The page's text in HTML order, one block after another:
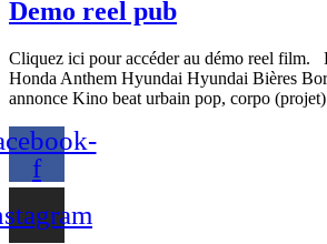
Demo reel pub
Cliquez ici pour accéder au démo reel film.
Honda Anthem Hyundai Hyundai Bières
annonce Kino beat urbain pop, corpo (projet)
f